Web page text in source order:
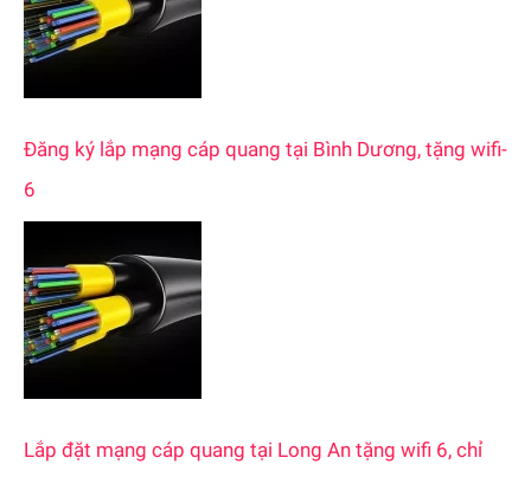
Đăng ký lắp mạng cáp quang tại Bình Dương, tặng wifi-
6
Lắp đặt mạng cáp quang tại Long An tặng wifi 6, chỉ